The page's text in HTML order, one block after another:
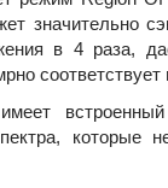
значительно
в 4 раза,
которые